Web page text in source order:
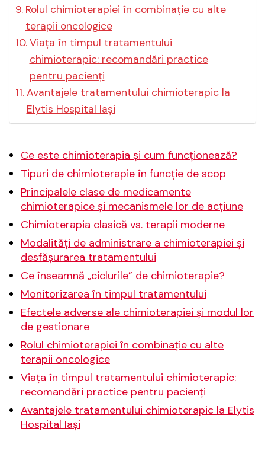
Rolul chimioterapiei în combinație cu alte
terapii oncologice
Viața în timpul tratamentului
chimioterapic: recomandări practice
pentru pacienți
Avantajele tratamentului chimioterapic la
Elytis Hospital Iași
Ce este chimioterapia și cum funcționează?
Tipuri de chimioterapie în funcție de scop
Principalele clase de medicamente
chimioterapice și mecanismele lor de acțiune
Chimioterapia clasică vs. terapii moderne
Modalități de administrare a chimioterapiei și
desfășurarea tratamentului
Ce înseamnă „ciclurile” de chimioterapie?
Monitorizarea în timpul tratamentului
Efectele adverse ale chimioterapiei și modul lor
de gestionare
Rolul chimioterapiei în combinație cu alte
terapii oncologice
Viața în timpul tratamentului chimioterapic:
recomandări practice pentru pacienți
Avantajele tratamentului chimioterapic la Elytis
Hospital Iași